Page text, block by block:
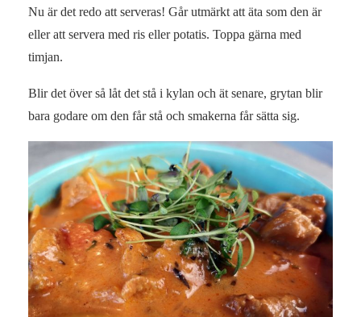
Nu är det redo att serveras! Går utmärkt att äta som den är
eller att servera med ris eller potatis. Toppa gärna med
timjan.
Blir det över så låt det stå i kylan och ät senare, grytan blir
bara godare om den får stå och smakerna får sätta sig.